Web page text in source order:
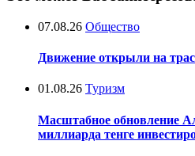
07.08.26 Общество
Движение открыли на
01.08.26 Туризм
Масштабное обновление
миллиарда тенге